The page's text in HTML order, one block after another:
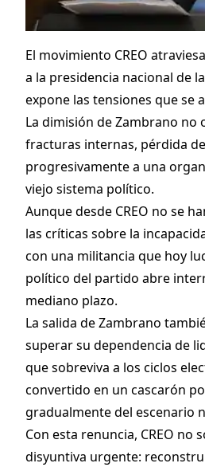
El movimiento CREO
a la presidencia nacional de
expone las tensiones que se
La dimisión de Zambrano no
fracturas internas, pérdida
progresivamente a una
viejo sistema político.
Aunque desde CREO no se
las críticas sobre la
con una militancia que hoy
político del partido abre
mediano plazo.
La salida de Zambrano
superar su dependencia de
que sobreviva a los ciclos
convertido en un cascarón
gradualmente del escenario
Con esta renuncia, CREO
disyuntiva urgente: